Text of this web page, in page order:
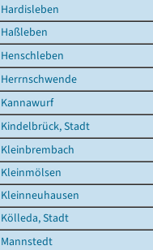
Hardisleben
Haßleben
Henschleben
Herrnschwende
Kannawurf
Kindelbrück, Stadt
Kleinbrembach
Kleinmölsen
Kleinneuhausen
Kölleda, Stadt
Mannstedt